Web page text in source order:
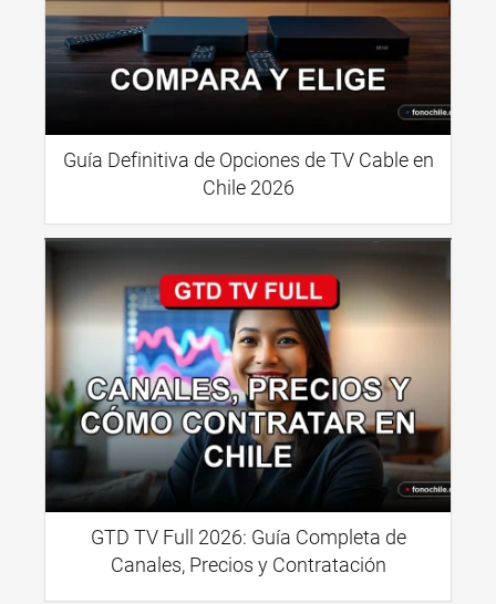
Guía Definitiva de Opciones de TV Cable en
Chile 2026
GTD TV Full 2026: Guía Completa de
Canales, Precios y Contratación